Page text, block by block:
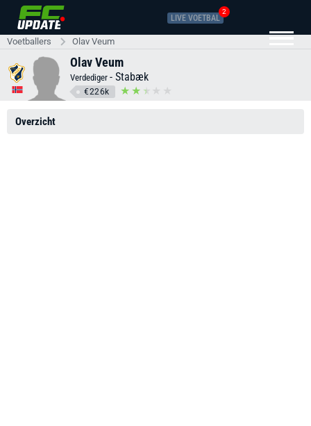
LIVE VOETBAL
2
Voetballers Olav Veum
Olav Veum
Verdediger - Stabæk
€226k
Overzicht